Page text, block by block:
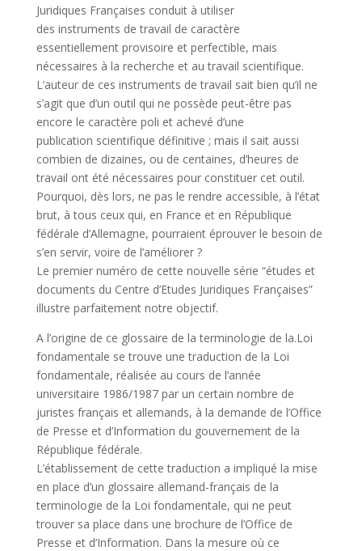
Juridiques Françaises conduit à utiliser
des instruments de travail de caractère
essentiellement provisoire et perfectible, mais
nécessaires à la recherche et au travail scientifique.
L’auteur de ces instruments de travail sait bien qu’il ne
s’agit que d’un outil qui ne possède peut-être pas
encore le caractère poli et achevé d’une
publication scientifique définitive ; mais il sait aussi
combien de dizaines, ou de centaines, d’heures de
travail ont été nécessaires pour constituer cet outil.
Pourquoi, dès lors, ne pas le rendre accessible, à l’état
brut, à tous ceux qui, en France et en République
fédérale d’Allemagne, pourraient éprouver le besoin de
s’en servir, voire de l’améliorer ?
Le premier numéro de cette nouvelle série “études et
documents du Centre d’Etudes Juridiques Françaises”
illustre parfaitement notre objectif.
A l’origine de ce glossaire de la terminologie de la.Loi
fondamentale se trouve une traduction de la Loi
fondamentale, réalisée au cours de l’année
universitaire 1986/1987 par un certain nombre de
juristes français et allemands, à la demande de l’Office
de Presse et d’Information du gouvernement de la
République fédérale.
L’établissement de cette traduction a impliqué la mise
en place d’un glossaire allemand-français de la
terminologie de la Loi fondamentale, qui ne peut
trouver sa place dans une brochure de l’Office de
Presse et d’Information. Dans la mesure où ce